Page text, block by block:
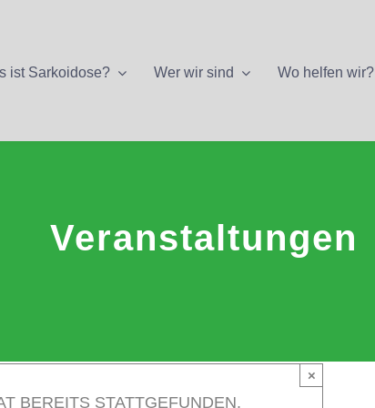
ist Sarkoidose? Wer wir sind Wo helfen wir?
Veranstaltungen
BEREITS STATTGEFUNDEN.
×